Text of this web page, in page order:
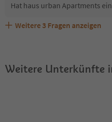
Hat haus urban Apartments
Sind Haustiere in der
Welche Services bietet haus
Erhalten die Gäste von haus urban
Weitere 3 Fragen anzeigen
Weitere Unterkünfte